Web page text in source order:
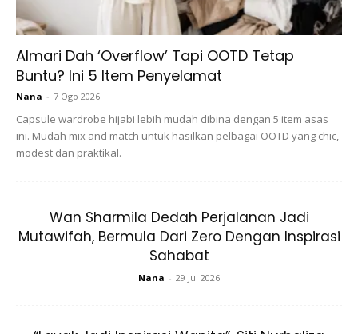
View this post on Instagram
Almari Dah ‘Overflow’ Tapi OOTD Tetap
Buntu? Ini 5 Item Penyelamat
Nana - 7 Ogo 2026
Capsule wardrobe hijabi lebih mudah dibina dengan 5 item asas
ini. Mudah mix and match untuk hasilkan pelbagai OOTD yang chic,
modest dan praktikal.
Wan Sharmila Dedah Perjalanan Jadi
Mutawifah, Bermula Dari Zero Dengan Inspirasi
Sahabat
Nana - 29 Jul 2026